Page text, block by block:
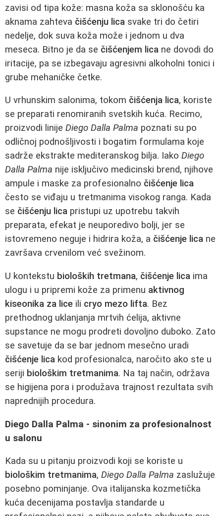
zavisi od tipa kože: masna koža sa sklonošću ka
aknama zahteva čišćenju lica svake tri do četiri
nedelje, dok suva koža može i jednom u dva
meseca. Bitno je da se čišćenjem lica ne dovodi do
iritacije, pa se izbegavaju agresivni alkoholni tonici i
grube mehaničke četke.
U vrhunskim salonima, tokom čišćenja lica, koriste
se preparati renomiranih svetskih kuća. Recimo,
proizvodi linije Diego Dalla Palma poznati su po
odličnoj podnošljivosti i bogatim formulama koje
sadrže ekstrakte mediteranskog bilja. Iako Diego
Dalla Palma nije isključivo medicinski brend, njihove
ampule i maske za profesionalno čišćenje lica
često se viđaju u tretmanima visokog ranga. Kada
se čišćenju lica pristupi uz upotrebu takvih
preparata, efekat je neuporedivo bolji, jer se
istovremeno neguje i hidrira koža, a čišćenje lica ne
završava crvenilom već svežinom.
U kontekstu bioloških tretmana, čišćenje lica ima
ulogu i u pripremi kože za primenu aktivnog
kiseonika za lice ili cryo mezo lifta. Bez
prethodnog uklanjanja mrtvih ćelija, aktivne
supstance ne mogu prodreti dovoljno duboko. Zato
se savetuje da se bar jednom mesečno uradi
čišćenje lica kod profesionalca, naročito ako ste u
seriji biološkim tretmanima. Na taj način, održava
se higijena pora i produžava trajnost rezultata svih
naprednijih procedura.
Diego Dalla Palma - sinonim za profesionalnost
u salonu
Kada su u pitanju proizvodi koji se koriste u
biološkim tretmanima, Diego Dalla Palma zaslužuje
posebno pominjanje. Ova italijanska kozmetička
kuća decenijama postavlja standarde u